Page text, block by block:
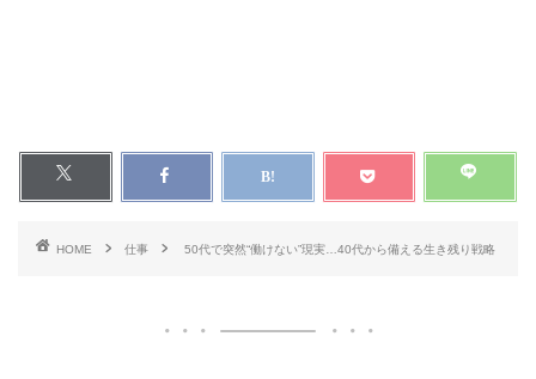
HOME 仕事 50代で突然“働けない”現実…40代から備える生き残り戦略